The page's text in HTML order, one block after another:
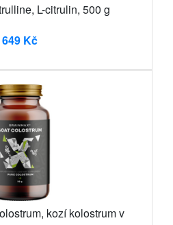
L-citrulin, 500 g
649 Kč
kozí kolostrum v